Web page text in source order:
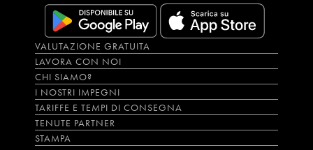
VALUTAZIONE GRATUITA
LAVORA CON NOI
CHI SIAMO?
I NOSTRI IMPEGNI
TARIFFE E TEMPI DI CONSEGNA
TENUTE PARTNER
STAMPA